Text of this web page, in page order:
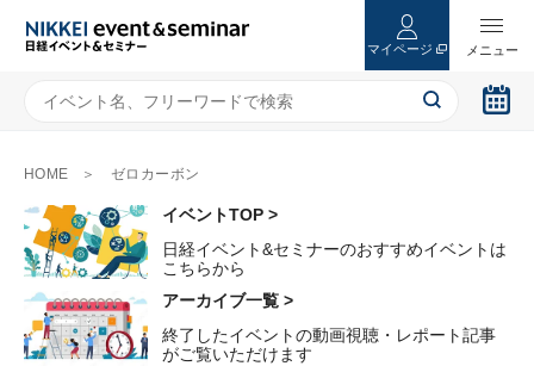
マイページ
HOME ゼロカーボン
イベントTOP >
日経イベント&セミナーのおすすめイベントは
こちらから
アーカイブ一覧 >
終了したイベントの動画視聴・レポート記事
がご覧いただけます